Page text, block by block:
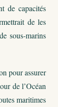
de capacités
de les
sous-marins
pour assurer
de l’Océan
maritimes